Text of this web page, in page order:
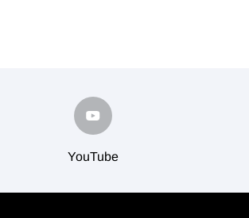
YouTube